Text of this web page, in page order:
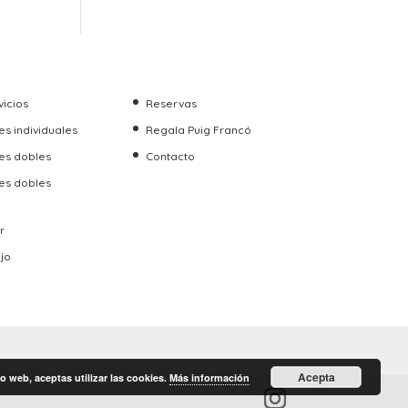
individuales
dobles
dobles
Reservas
Regala Puig Francó
Contacto
web, aceptas utilizar las cookies. Más información Acepta